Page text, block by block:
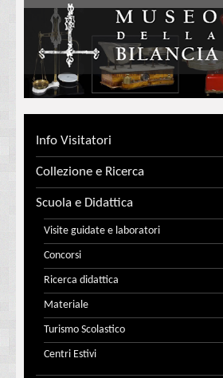
Info Visitatori
Collezione e Ricerca
Scuola e Didattica
Visite guidate e laboratori
Concorsi
Ricerca didattica
Materiale
Turismo Scolastico
Centri Estivi